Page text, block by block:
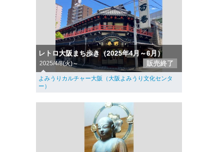
レトロ大阪まち歩き（2025年4月～6月）
2025/4/8(火)～ 販売終了
よみうりカルチャー大阪（大阪よみうり文化センタ
ー）